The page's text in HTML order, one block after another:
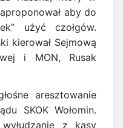
aby do
użyć czołgów.
kierował Sejmową
i MON, Rusak
aresztowanie
SKOK Wołomin.
z kasy